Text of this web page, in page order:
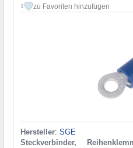
1 zu Favoriten hinzufügen
Hersteller: SGE
Steckverbinder,